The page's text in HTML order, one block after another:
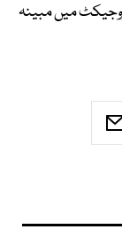
میں مبینہ